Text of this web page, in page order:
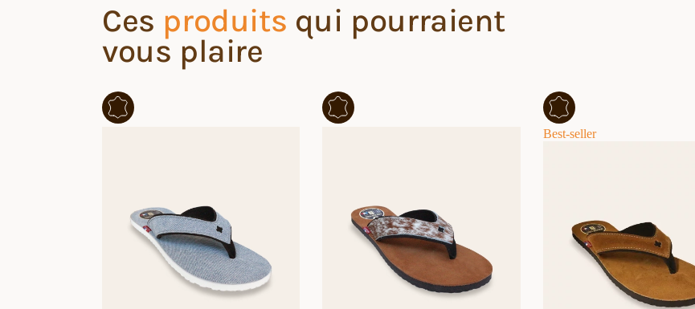
Ces produits qui pourraient
vous plaire
Best-seller